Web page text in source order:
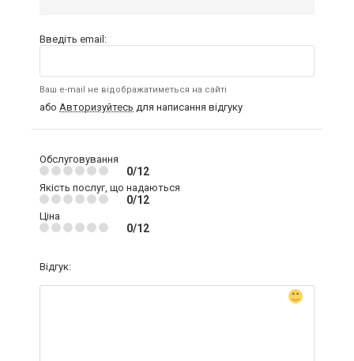
Введіть email:
Ваш e-mail не відображатиметься на сайті
або Авторизуйтесь для написання відгуку
Обслуговування
0/12
Якість послуг, що надаються
0/12
Ціна
0/12
Відгук: